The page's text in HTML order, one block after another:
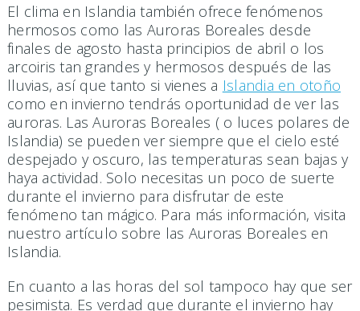
El clima en Islandia también ofrece fenómenos
hermosos como las Auroras Boreales desde
finales de agosto hasta principios de abril o los
arcoiris tan grandes y hermosos después de las
lluvias, así que tanto si vienes a Islandia en otoño
como en invierno tendrás oportunidad de ver las
auroras. Las Auroras Boreales ( o luces polares de
Islandia) se pueden ver siempre que el cielo esté
despejado y oscuro, las temperaturas sean bajas y
haya actividad. Solo necesitas un poco de suerte
durante el invierno para disfrutar de este
fenómeno tan mágico. Para más información, visita
nuestro artículo sobre las Auroras Boreales en
Islandia.
En cuanto a las horas del sol tampoco hay que ser
pesimista. Es verdad que durante el invierno hay